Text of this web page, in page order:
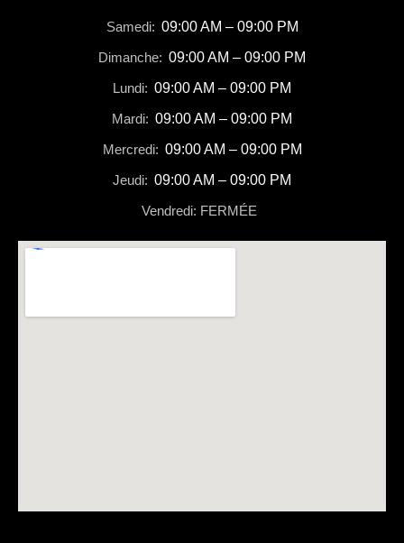
Samedi: 09:00 AM – 09:00 PM
Dimanche: 09:00 AM – 09:00 PM
Lundi: 09:00 AM – 09:00 PM
Mardi: 09:00 AM – 09:00 PM
Mercredi: 09:00 AM – 09:00 PM
Jeudi: 09:00 AM – 09:00 PM
Vendredi: FERMÉE